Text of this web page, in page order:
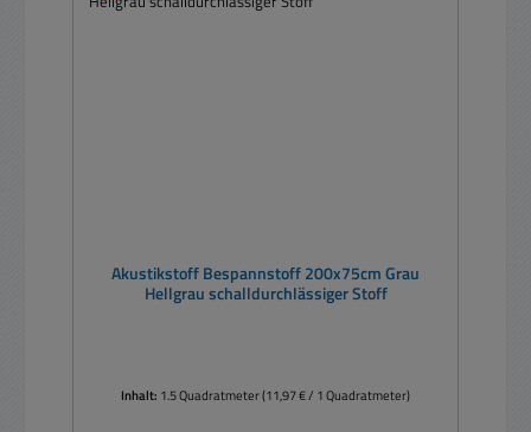
Akustikstoff Bespannstoff 200x75cm Grau
Hellgrau schalldurchlässiger Stoff
Inhalt: 1.5 Quadratmeter(11,97 € / 1 Quadratmeter)